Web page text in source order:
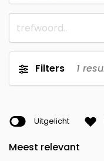
Filters 1
Uitgelicht